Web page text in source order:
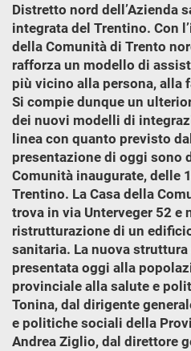
Distretto nord dell’Azienda
integrata del Trentino. Con
della Comunità di Trento
rafforza un modello di
più vicino alla persona, alla
Si compie dunque un
dei nuovi modelli di
linea con quanto previsto
presentazione di oggi sono
Comunità inaugurate, delle
Trentino. La Casa della
trova in via Unterveger 52 e
ristrutturazione di un
sanitaria. La nuova
presentata oggi alla
provinciale alla salute e
Tonina, dal dirigente
e politiche sociali della
Andrea Ziglio, dal direttore